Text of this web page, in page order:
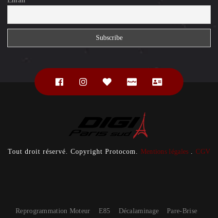
Tout droit réservé. Copyright Protocom. Mentions légales .CGV
Reprogrammation Moteur E85 Décalaminage Pare-Brise